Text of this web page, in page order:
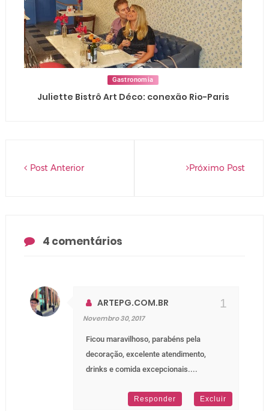
Gastronomia
Juliette Bistrô Art Déco: conexão Rio-Paris
Próximo Post
Post Anterior
4 comentários
ARTEPG.COM.BR
Novembro 30, 2017
Ficou maravilhoso, parabéns pela
decoração, excelente atendimento,
drinks e comida excepcionais....
Responder Excluir